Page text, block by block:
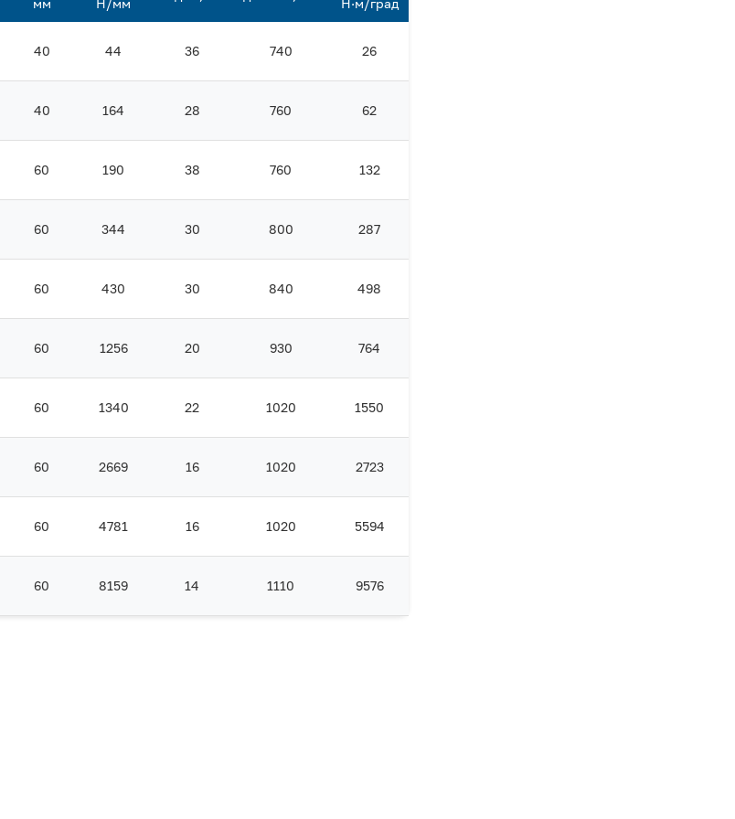
мм Н/мм Н·м/град
40 44 36 740 26
40 164 28 760 62
60 190 38 760 132
60 344 30 800 287
60 430 30 840 498
60 1256 20 930 764
60 1340 22 1020 1550
60 2669 16 1020 2723
60 4781 16 1020 5594
60 8159 14 1110 9576